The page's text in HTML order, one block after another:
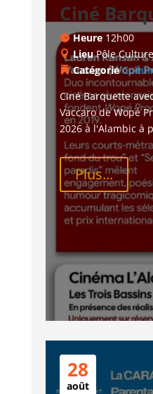
Ciné
Heure 12h00
LieuPôle
Catégorie
Ciné Barquette
Vaccaro de Wopé
2026 à l'Alambic à
Plus...
28
août